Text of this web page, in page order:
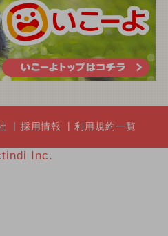
採用情報 利用規約一覧
Inc.